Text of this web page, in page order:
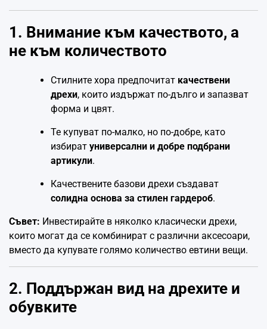
1. Внимание към качеството, а
не към количеството
Стилните хора предпочитат качествени
дрехи, които издържат по-дълго и запазват
форма и цвят.
Те купуват по-малко, но по-добре, като
избират универсални и добре подбрани
артикули.
Качествените базови дрехи създават
солидна основа за стилен гардероб.
Съвет: Инвестирайте в няколко класически дрехи,
които могат да се комбинират с различни аксесоари,
вместо да купувате голямо количество евтини вещи.
2. Поддържан вид на дрехите и
обувките